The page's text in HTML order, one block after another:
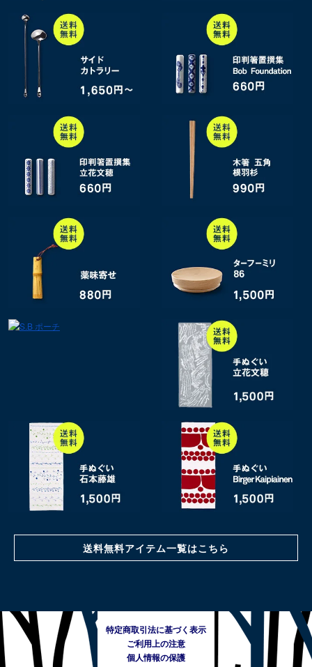
送料無料アイテム一覧はこちら
特定商取引法に基づく表示
ご利用上の注意
個人情報の保護